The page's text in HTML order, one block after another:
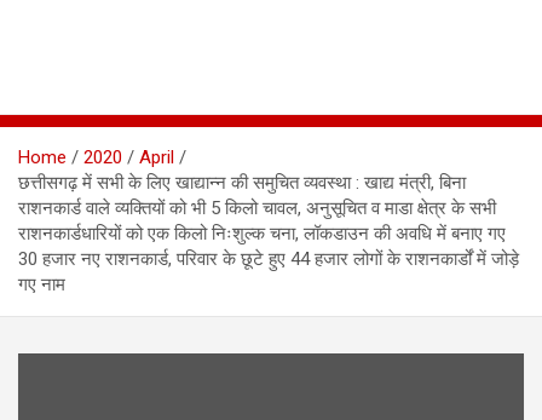
Home 2020
April
छत्तीसगढ़ में सभी के लिए खाद्यान्न की समुचित व्यवस्था : खाद्य मंत्री, बिना
राशनकार्ड वाले व्यक्तियों को भी 5 किलो चावल, अनुसूचित व माडा क्षेत्र के सभी
राशनकार्डधारियों को एक किलो निःशुल्क चना, लॉकडाउन की अवधि में बनाए गए
30 हजार नए राशनकार्ड, परिवार के छूटे हुए 44 हजार लोगों के राशनकार्डों में जोड़े
गए नाम